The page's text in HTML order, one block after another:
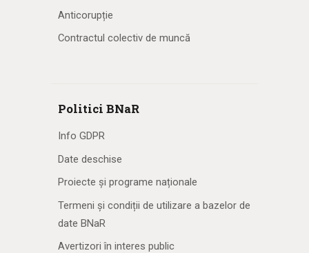
Anticorupție
Contractul colectiv de muncă
Politici BNaR
Info GDPR
Date deschise
Proiecte și programe naționale
Termeni și condiții de utilizare a bazelor de
date BNaR
Avertizori în interes public